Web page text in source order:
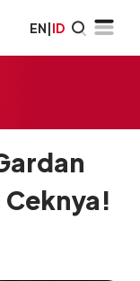
EN|ID
Ceknya!